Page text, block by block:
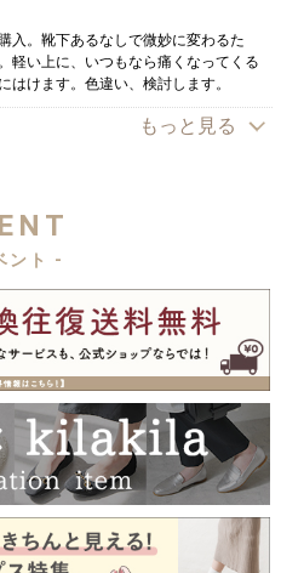
入。靴下あるなしで微妙に変わるた
軽い上に、いつもなら痛くなってくる
けます。色違い、検討します。
もっと見る
ント -